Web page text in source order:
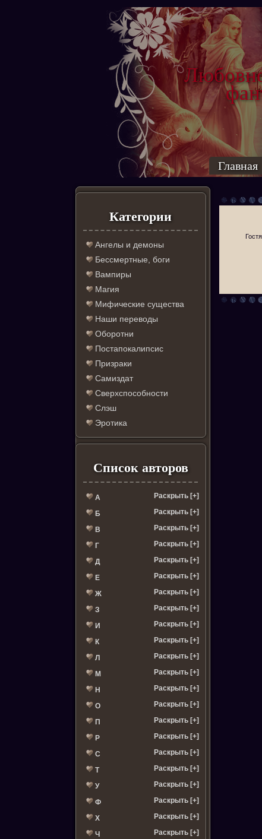
Главная
Категории
Ангелы и демоны
Бессмертные, боги
Вампиры
Магия
Мифические существа
Наши переводы
Оборотни
Постапокалипсис
Призраки
Самиздат
Сверхспособности
Слэш
Эротика
Список авторов
А Раскрыть [+]
Б Раскрыть [+]
В Раскрыть [+]
Г Раскрыть [+]
Д Раскрыть [+]
Е Раскрыть [+]
Ж Раскрыть [+]
З Раскрыть [+]
И Раскрыть [+]
К Раскрыть [+]
Л Раскрыть [+]
М Раскрыть [+]
Н Раскрыть [+]
О Раскрыть [+]
П Раскрыть [+]
Р Раскрыть [+]
С Раскрыть [+]
Т Раскрыть [+]
У Раскрыть [+]
Ф Раскрыть [+]
Х Раскрыть [+]
Ч Раскрыть [+]